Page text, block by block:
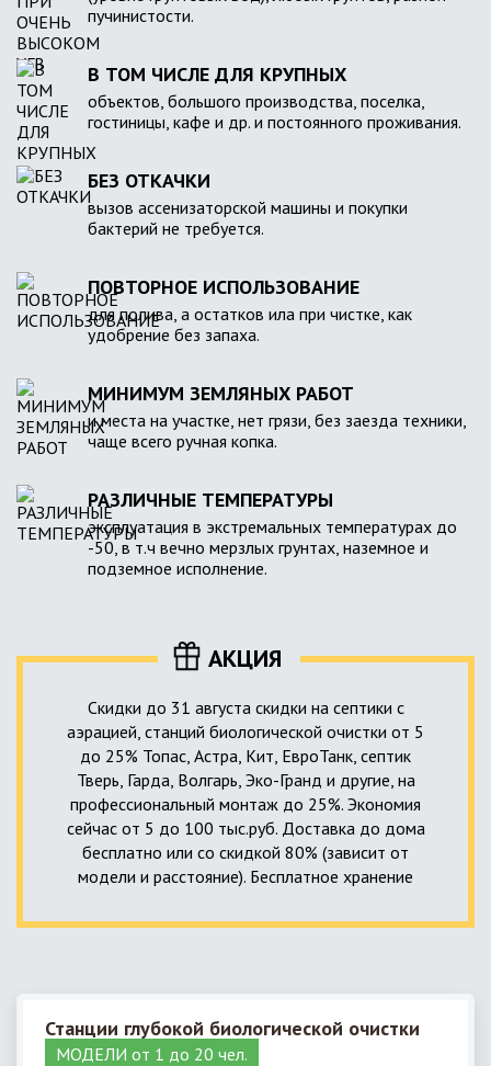
пучинистости.
В ТОМ ЧИСЛЕ ДЛЯ КРУПНЫХ
объектов, большого производства, поселка,
гостиницы, кафе и др. и постоянного проживания.
БЕЗ ОТКАЧКИ
вызов ассенизаторской машины и покупки
бактерий не требуется.
ПОВТОРНОЕ ИСПОЛЬЗОВАНИЕ
для полива, а остатков ила при чистке, как
удобрение без запаха.
МИНИМУМ ЗЕМЛЯНЫХ РАБОТ
и места на участке, нет грязи, без заезда техники,
чаще всего ручная копка.
РАЗЛИЧНЫЕ ТЕМПЕРАТУРЫ
эксплуатация в экстремальных температурах до
-50, в т.ч вечно мерзлых грунтах, наземное и
подземное исполнение.
АКЦИЯ
Скидки до 31 августа скидки на септики с
аэрацией, станций биологической очистки от 5
до 25% Топас, Астра, Кит, ЕвроТанк, септик
Тверь, Гарда, Волгарь, Эко-Гранд и другие, на
профессиональный монтаж до 25%. Экономия
сейчас от 5 до 100 тыс.руб. Доставка до дома
бесплатно или со скидкой 80% (зависит от
модели и расстояние). Бесплатное хранение
Станции глубокой биологической очистки
МОДЕЛИ от 1 до 20 чел.